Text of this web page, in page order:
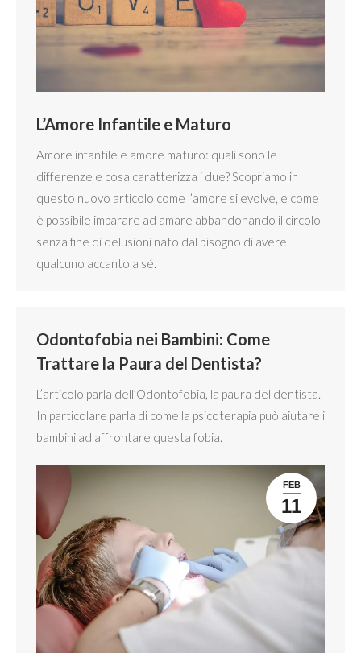
L’Amore Infantile e Maturo
Amore infantile e amore maturo: quali sono le
differenze e cosa caratterizza i due? Scopriamo in
questo nuovo articolo come l’amore si evolve, e come
è possibile imparare ad amare abbandonando il circolo
senza fine di delusioni nato dal bisogno di avere
qualcuno accanto a sé.
Odontofobia nei Bambini: Come
Trattare la Paura del Dentista?
L’articolo parla dell’Odontofobia, la paura del dentista.
In particolare parla di come la psicoterapia può aiutare i
bambini ad affrontare questa fobia.
FEB
11